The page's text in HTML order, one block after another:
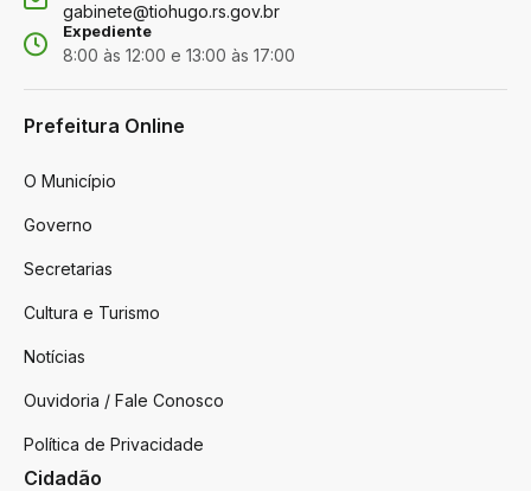
gabinete@tiohugo.rs.gov.br
Expediente
8:00 às 12:00 e 13:00 às 17:00
Prefeitura Online
O Município
Governo
Secretarias
Cultura e Turismo
Notícias
Ouvidoria / Fale Conosco
Política de Privacidade
Cidadão